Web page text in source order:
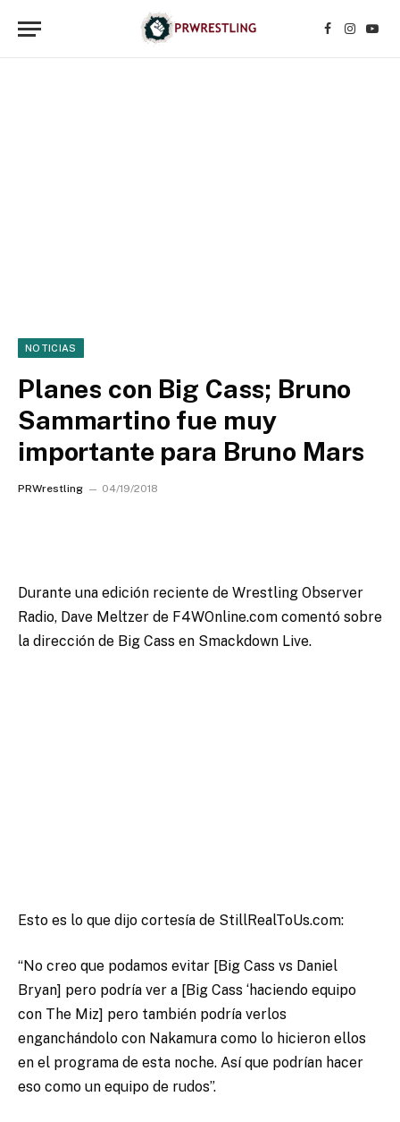
Facebook
NOTICIAS
Planes con Big Cass; Bruno
Sammartino fue muy
importante para Bruno Mars
PRWrestling 04/19/2018
Durante una edición reciente de Wrestling Observer
Radio, Dave Meltzer de F4WOnline.com comentó sobre
la dirección de Big Cass en Smackdown Live.
Esto es lo que dijo cortesía de StillRealToUs.com:
“No creo que podamos evitar [Big Cass vs Daniel
Bryan] pero podría ver a [Big Cass ‘haciendo equipo
con The Miz] pero también podría verlos
enganchándolo con Nakamura como lo hicieron ellos
en el programa de esta noche. Así que podrían hacer
eso como un equipo de rudos”.